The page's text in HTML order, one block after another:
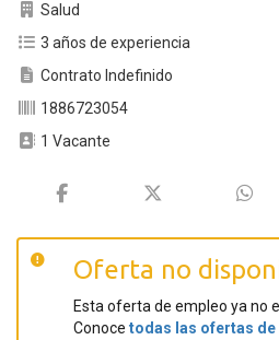
Salud
3 años de experiencia
Contrato Indefinido
1886723054
1 Vacante
Oferta no
Esta oferta de empleo ya no
Conoce todas las ofertas de